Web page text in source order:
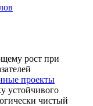
рост при
проекты
устойчивого
чистый